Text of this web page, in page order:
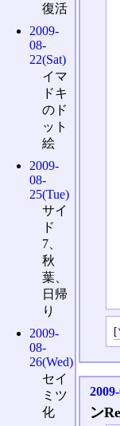
[
ン
復活
2009-
08-
22(Sat)
イマ
ドキ
のド
ット
絵
2009-
08-
25(Tue)
サイ
ド
7、
秋
葉、
日帰
り
2009-
08-
26(Wed)
セイ
ミツ
化